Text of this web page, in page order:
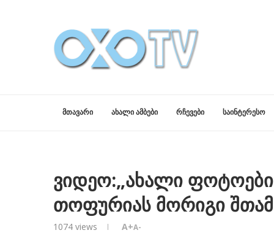
ᲛᲗᲐᲕᲐᲠᲘ ᲐᲮᲐᲚᲘ ᲐᲛᲑᲔᲑᲘ ᲠᲩᲔᲕᲔᲑᲘ ᲡᲐᲘᲜᲢᲔᲠᲔᲡᲝ
ვიდეო:„ახალი ფოტოები
თოფურიას მორიგი
1074 views A+A-